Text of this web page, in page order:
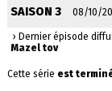
SAISON 3 08/10/
› Dernier épisode
Mazel tov
Cette série est